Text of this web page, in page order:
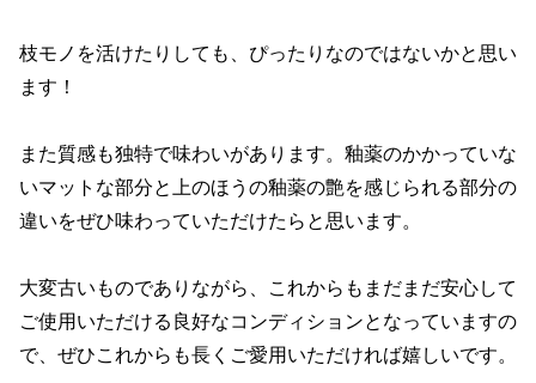
枝モノを活けたりしても、ぴったりなのではないかと思い
ます！
また質感も独特で味わいがあります。釉薬のかかっていな
いマットな部分と上のほうの釉薬の艶を感じられる部分の
違いをぜひ味わっていただけたらと思います。
大変古いものでありながら、これからもまだまだ安心して
ご使用いただける良好なコンディションとなっていますの
で、ぜひこれからも長くご愛用いただければ嬉しいです。